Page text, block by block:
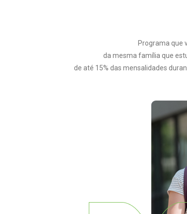
Programa que
da mesma família que
de até 15% das mensalidades